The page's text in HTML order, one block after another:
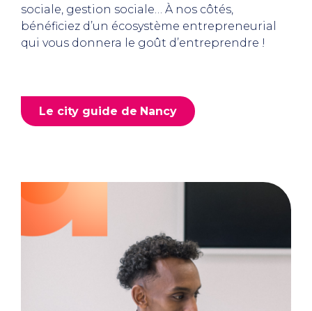
sociale, gestion sociale… À nos côtés,
bénéficiez d’un écosystème entrepreneurial
qui vous donnera le goût d’entreprendre !
Le city guide de Nancy